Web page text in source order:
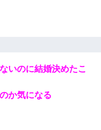
いのに結婚決めたこ
か気になる